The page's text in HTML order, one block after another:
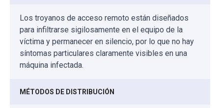
Los troyanos de acceso remoto están diseñados
para infiltrarse sigilosamente en el equipo de la
víctima y permanecer en silencio, por lo que no hay
síntomas particulares claramente visibles en una
máquina infectada.
MÉTODOS DE DISTRIBUCIÓN